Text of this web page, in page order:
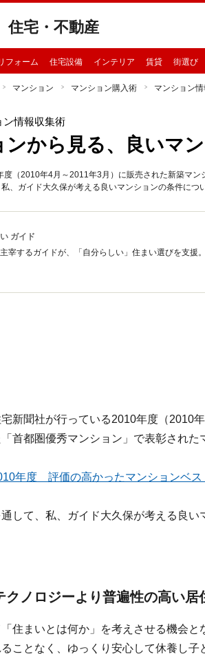
住宅・不動産
フォーム 住宅設備 インテリア 賃貸 街選び
マンション マンション購入術 マンション
ン情報収集術
ンから見る、良いマ
（2010年4月～2011年3月）に販売された新築マン
、ガイド大久保が考える良いマンションの条件につ
ガイド
宰するガイドが、「自分らしい」住まい選びを支援。
新聞社が行っている2010年度（2010
首都圏優秀マンション」で表彰された
年度 評価の高かったマンションベス
して、私、ガイド大久保が考える良い
クノロジーより普遍性の高い居
住まいとは何か」を考えさせる機会
ことなく、ゆっくり安心して休養し子